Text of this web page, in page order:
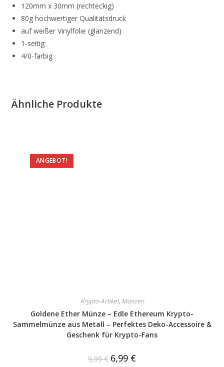
120mm x 30mm (rechteckig)
80g hochwertiger Qualitätsdruck
auf weißer Vinylfolie (glänzend)
1-seitig
4/0-farbig
Ähnliche Produkte
ANGEBOT!
Krypto-Artikel, Münzen
Goldene Ether Münze – Edle Ethereum Krypto-
Sammelmünze aus Metall – Perfektes Deko-Accessoire &
Geschenk für Krypto-Fans
9,99€ 6,99 €